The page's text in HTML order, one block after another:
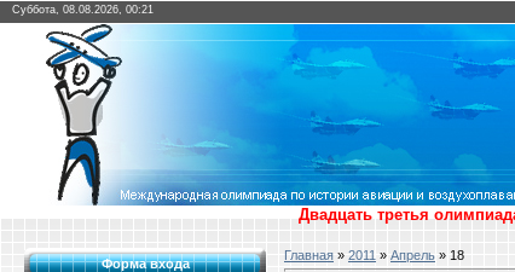
Суббота, 08.08.2026, 00:21
Двадцать третья
Форма входа
Главная » 2011 » Апрель » 18